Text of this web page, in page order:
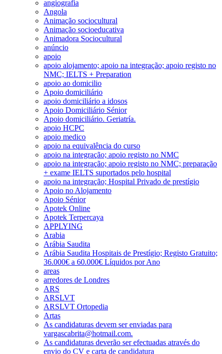
angiografia
Angola
Animação sociocultural
Animação socioeducativa
Animadora Sociocultural
anúncio
apoio
apoio alojamento; apoio na integração; apoio registo no
NMC; IELTS + Preparation
apoio ao domicilio
Apoio domiciliário
apoio domiciliário a idosos
Apoio Domiciliário Sénior
Apoio domiciliário. Geriatría.
apoio HCPC
apoio medico
apoio na equivalência do curso
apoio na integração; apoio registo no NMC
apoio na integração; apoio registo no NMC; preparação
+ exame IELTS suportados pelo hospital
apoio na integração; Hospital Privado de prestígio
Apoio no Alojamento
Apoio Sénior
Apotek Online
Apotek Terpercaya
APPLYING
Arabia
Arábia Saudita
Arábia Saudita Hospitais de Prestígio; Registo Gratuito;
36.000€ a 60.000€ Líquidos por Ano
areas
arredores de Londres
ARS
ARSLVT
ARSLVT Ortopedia
Artas
As candidaturas devem ser enviadas para
vargascabrita@hotmail.com.
As candidaturas deverão ser efectuadas através do
envio do CV e carta de candidatura